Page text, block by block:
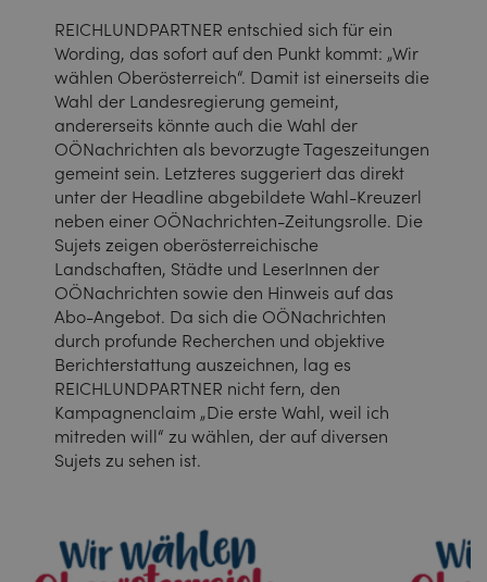
REICHLUNDPARTNER entschied sich für ein
Wording, das sofort auf den Punkt kommt: „Wir
wählen Oberösterreich“. Damit ist einerseits die
Wahl der Landesregierung gemeint,
andererseits könnte auch die Wahl der
OÖNachrichten als bevorzugte Tageszeitungen
gemeint sein. Letzteres suggeriert das direkt
unter der Headline abgebildete Wahl-Kreuzerl
neben einer OÖNachrichten-Zeitungsrolle. Die
Sujets zeigen oberösterreichische
Landschaften, Städte und LeserInnen der
OÖNachrichten sowie den Hinweis auf das
Abo-Angebot. Da sich die OÖNachrichten
durch profunde Recherchen und objektive
Berichterstattung auszeichnen, lag es
REICHLUNDPARTNER nicht fern, den
Kampagnenclaim „Die erste Wahl, weil ich
mitreden will“ zu wählen, der auf diversen
Sujets zu sehen ist.